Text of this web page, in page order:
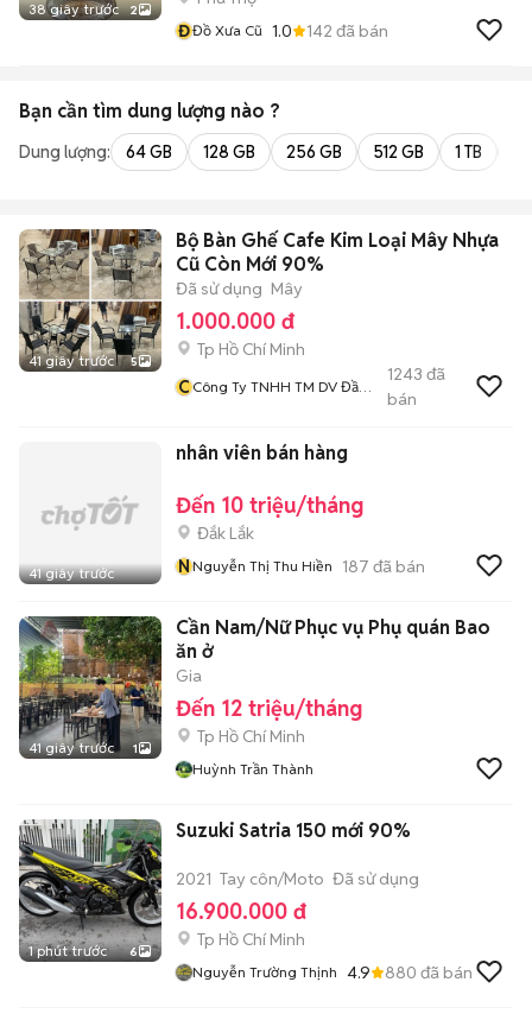
38 giây trước 2
ĐĐồ Xưa Cũ 1.0 142 đã bán
Bạn cần tìm dung lượng nào ?
Dung lượng: 64 GB 128 GB 256 GB 512 GB 1 TB
41 giây trước 5
Bộ Bàn Ghế Cafe Kim Loại Mây Nhựa
Cũ Còn Mới 90%
Đã sử dụng Mây
1.000.000 đ
Tp Hồ Chí Minh
CCông Ty TNHH TM DV Đầu
1243 đã
bán
41 giây trước
nhân viên bán hàng
Đến 10 triệu/tháng
Đắk Lắk
NNguyễn Thị Thu Hiền 187 đã bán
41 giây trước 1
Cần Nam/Nữ Phục vụ Phụ quán Bao
ăn ở
Gia
Đến 12 triệu/tháng
Tp Hồ Chí Minh
Huỳnh Trần Thành
1 phút trước 6
Suzuki Satria 150 mới 90%
2021 Tay côn/Moto Đã sử dụng
16.900.000 đ
Tp Hồ Chí Minh
Nguyễn Trường Thịnh 4.9 880 đã bán